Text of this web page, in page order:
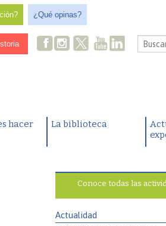
¿Qué opinas?
.
hacer
La biblioteca
Conoce todas las
Actualidad